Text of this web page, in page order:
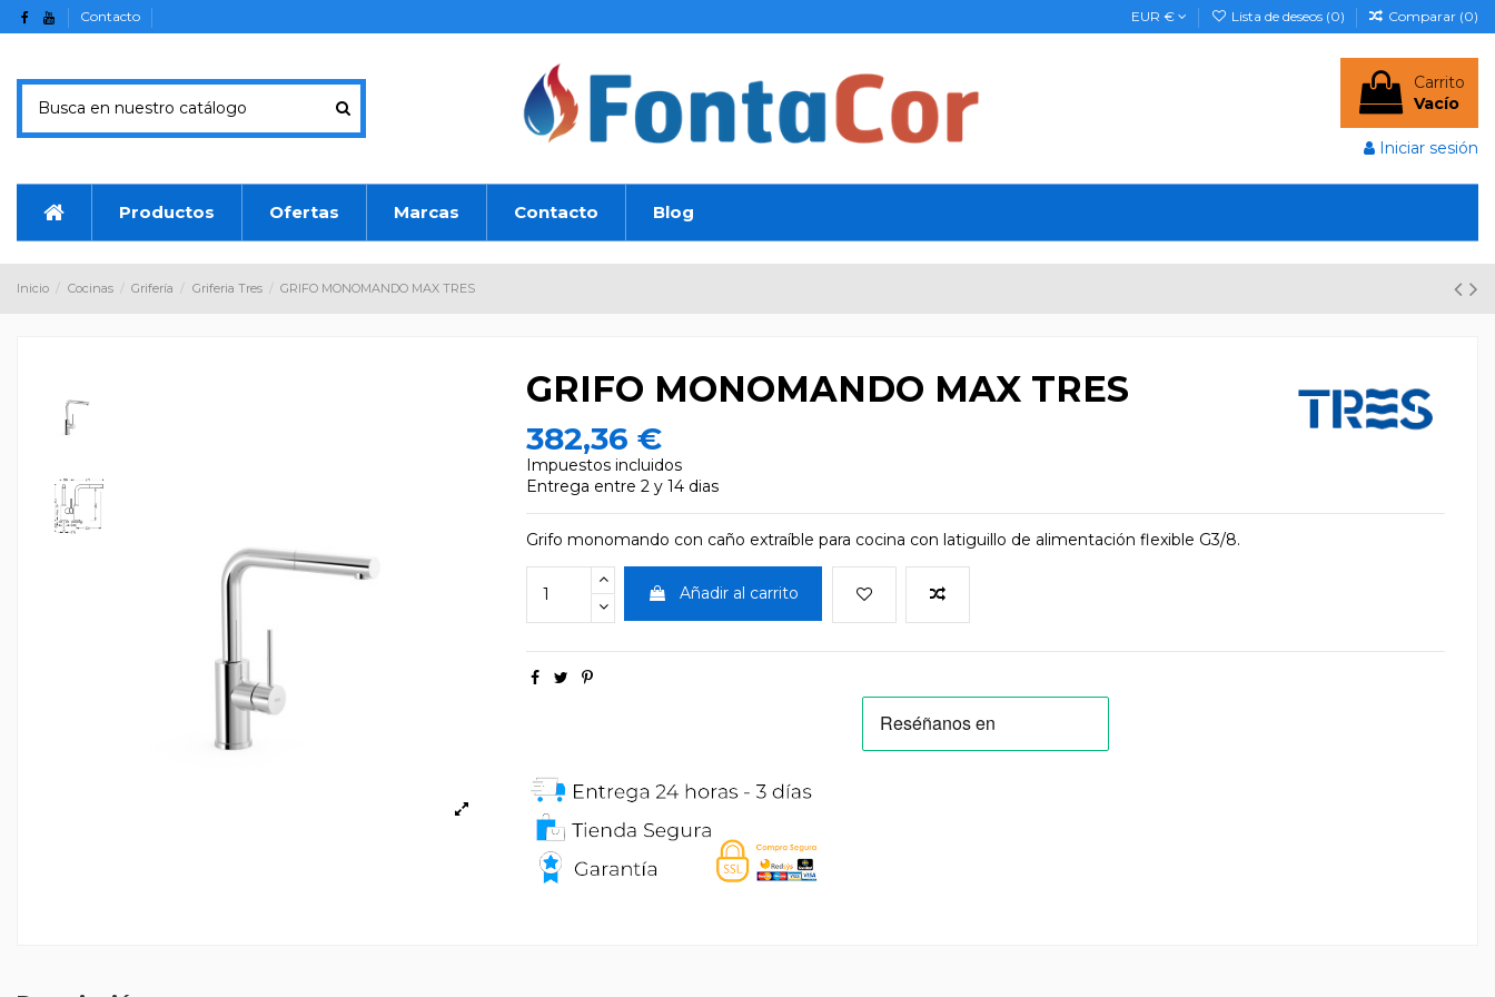
Contacto EUR € Lista de deseos (0) Comparar (0)
Carrito
Vacío
Iniciar sesión
Productos Ofertas Marcas Contacto Blog
Inicio Cocinas Grifería Griferia Tres GRIFO MONOMANDO MAX TRES
GRIFO MONOMANDO MAX TRES
382,36 €
Impuestos incluidos
Entrega entre 2 y 14 dias
Grifo monomando con caño extraíble para cocina con latiguillo de alimentación flexible G3/8.
Añadir al carrito